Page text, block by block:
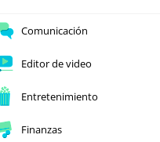
Comunicación
Editor de video
Entretenimiento
Finanzas